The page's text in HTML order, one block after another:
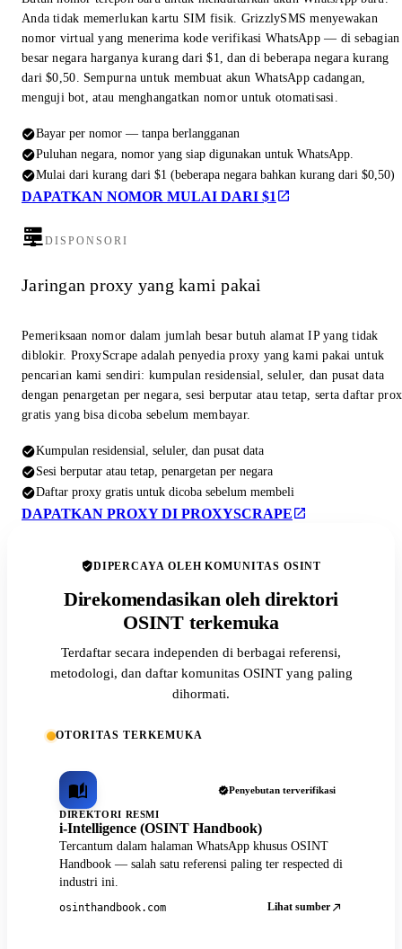
Anda tidak memerlukan kartu SIM fisik. GrizzlySMS menyewakan
nomor virtual yang menerima kode verifikasi WhatsApp — di sebagian
besar negara harganya kurang dari $1, dan di beberapa negara kurang
dari $0,50. Sempurna untuk membuat akun WhatsApp cadangan,
menguji bot, atau menghangatkan nomor untuk otomatisasi.
Bayar per nomor — tanpa berlangganan
Puluhan negara, nomor yang siap digunakan untuk WhatsApp.
Mulai dari kurang dari $1 (beberapa negara bahkan kurang dari $0,50)
DAPATKAN NOMOR MULAI DARI $1
DISPONSORI
Jaringan proxy yang kami pakai
Pemeriksaan nomor dalam jumlah besar butuh alamat IP yang tidak
diblokir. ProxyScrape adalah penyedia proxy yang kami pakai untuk
pencarian kami sendiri: kumpulan residensial, seluler, dan pusat data
dengan penargetan per negara, sesi berputar atau tetap, serta daftar
gratis yang bisa dicoba sebelum membayar.
Kumpulan residensial, seluler, dan pusat data
Sesi berputar atau tetap, penargetan per negara
Daftar proxy gratis untuk dicoba sebelum membeli
DAPATKAN PROXY DI PROXYSCRAPE
DIPERCAYA OLEH KOMUNITAS OSINT
Direkomendasikan oleh direktori
OSINT terkemuka
Terdaftar secara independen di berbagai referensi,
metodologi, dan daftar komunitas OSINT yang paling
dihormati.
OTORITAS TERKEMUKA
Penyebutan terverifikasi
DIREKTORI RESMI
i-Intelligence (OSINT Handbook)
Tercantum dalam halaman WhatsApp khusus OSINT
Handbook — salah satu referensi paling ter respected di
industri ini.
osinthandbook.com Lihat sumber